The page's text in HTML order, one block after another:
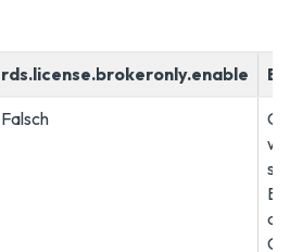
rds.license.brokeronly.enable
Falsch